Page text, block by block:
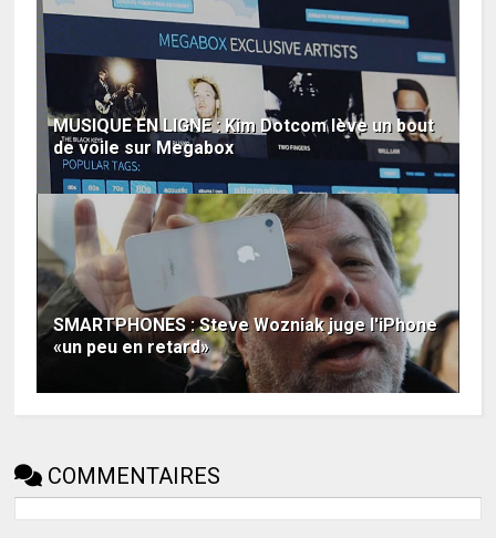
MUSIQUE EN LIGNE : Kim Dotcom lève un bout
de voile sur Megabox
SMARTPHONES : Steve Wozniak juge l'iPhone
«un peu en retard»
COMMENTAIRES